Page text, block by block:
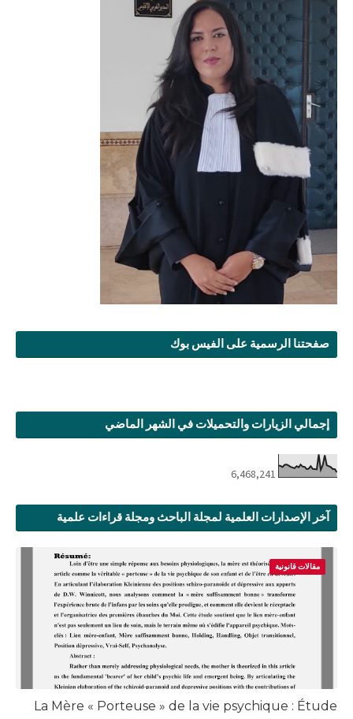
صفحتنا الرسمية على الفيس بوك
إجمالي الزيارات والتحميلات في الشهر الماضي
6,468,241
آخر الإصدارات العلمية لمجلة الباحث ومجلة قراءات علمية
مقالات قانونية
La Mère « Porteuse » de la vie psychique : Étude